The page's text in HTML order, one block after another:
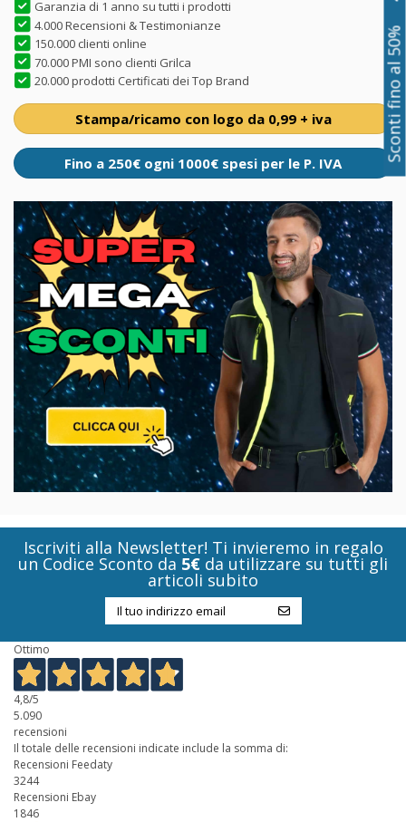
Garanzia di 1 anno su tutti i prodotti
4.000 Recensioni & Testimonianze
150.000 clienti online
70.000 PMI sono clienti Grilca
20.000 prodotti Certificati dei Top Brand
Stampa/ricamo con logo da 0,99 + iva
Fino a 250€ ogni 1000€ spesi per le P. IVA
Iscriviti alla Newsletter! Ti invieremo in regalo
un Codice Sconto da 5€ da utilizzare su tutti gli
articoli subito
Ottimo
4,8/5
5.090
recensioni
Il totale delle recensioni indicate include la somma di:
Recensioni Feedaty
3244
Recensioni Ebay
1846
Sconti fino al 50%